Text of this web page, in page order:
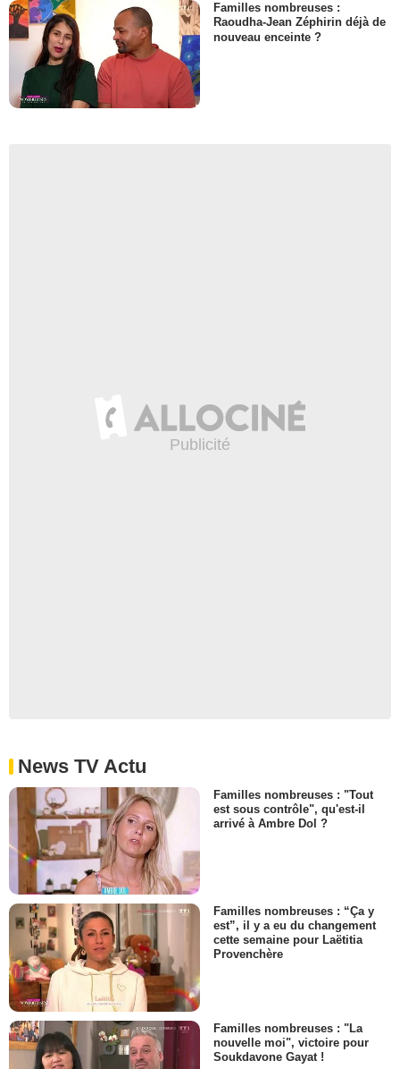
Familles nombreuses :
Raoudha-Jean Zéphirin déjà de
nouveau enceinte ?
News TV Actu
Familles nombreuses : "Tout
est sous contrôle", qu'est-il
arrivé à Ambre Dol ?
Familles nombreuses : “Ça y
est”, il y a eu du changement
cette semaine pour Laëtitia
Provenchère
Familles nombreuses : "La
nouvelle moi", victoire pour
Soukdavone Gayat !